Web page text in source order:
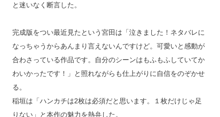
と迷いなく断言した。
完成版をつい最近見たという宮田は「泣きました！ネタバレに
なっちゃうからあんまり言えないんですけど。可愛いと感動が
合わさっている作品です。自分のシーンはもふもふしていてか
わいかったです！」と照れながらも仕上がりに自信をのぞかせ
る。
稲垣は「ハンカチは2枚は必須だと思います。１枚だけじゃ足
りない」と本作の魅力を熱弁した。